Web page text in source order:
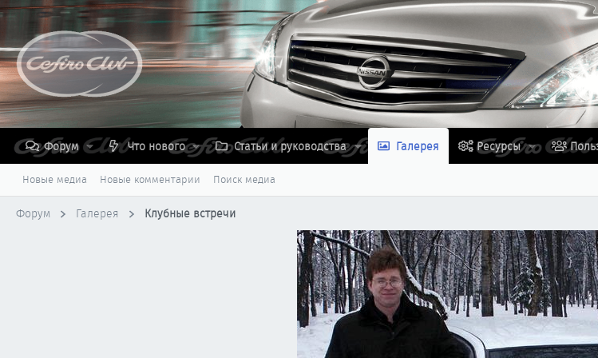
Форум Что нового Статьи и руководства Галерея Ресурсы
Новые медиа Новые комментарии Поиск медиа
Форум Галерея Клубные встречи